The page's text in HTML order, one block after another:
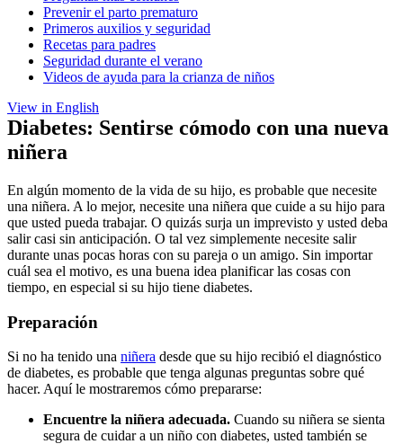
Prevenir el parto prematuro
Primeros auxilios y seguridad
Recetas para padres
Seguridad durante el verano
Videos de ayuda para la crianza de niños
View in English
Diabetes: Sentirse cómodo con una nueva
niñera
En algún momento de la vida de su hijo, es probable que necesite
una niñera. A lo mejor, necesite una niñera que cuide a su hijo para
que usted pueda trabajar. O quizás surja un imprevisto y usted deba
salir casi sin anticipación. O tal vez simplemente necesite salir
durante unas pocas horas con su pareja o un amigo. Sin importar
cuál sea el motivo, es una buena idea planificar las cosas con
tiempo, en especial si su hijo tiene diabetes.
Preparación
Si no ha tenido una niñera desde que su hijo recibió el diagnóstico
de diabetes, es probable que tenga algunas preguntas sobre qué
hacer. Aquí le mostraremos cómo prepararse:
Encuentre la niñera adecuada. Cuando su niñera se sienta
segura de cuidar a un niño con diabetes, usted también se